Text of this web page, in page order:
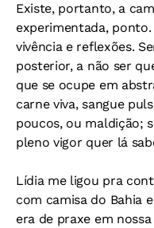
Existe, portanto, a
experimentada,
vivência e reflexões.
posterior, a não ser
que se ocupe em
carne viva, sangue
poucos, ou maldição;
pleno vigor quer lá
Lídia me ligou pra
com camisa do Bahia
era de praxe em